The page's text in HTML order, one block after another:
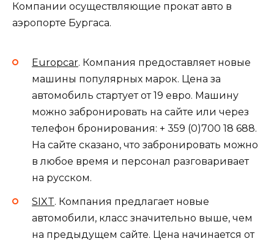
Компании осуществляющие прокат авто в
аэропорте Бургаса.
Europcar. Компания предоставляет новые
машины популярных марок. Цена за
автомобиль стартует от 19 евро. Машину
можно забронировать на сайте или через
телефон бронирования: + 359 (0)700 18 688.
На сайте сказано, что забронировать можно
в любое время и персонал разговаривает
на русском.
SIXT. Компания предлагает новые
автомобили, класс значительно выше, чем
на предыдущем сайте. Цена начинается от